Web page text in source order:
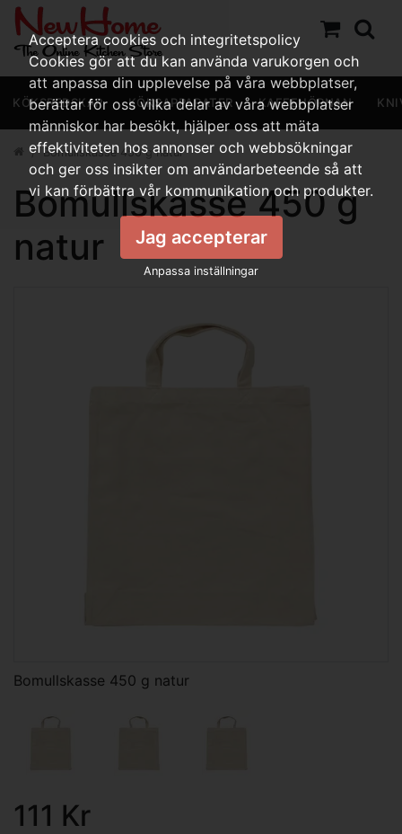
KÖKSREDSKAP KÖKSAPPARATER KAFFEHÖRNAN
Bomullskasse 450 g natur
Bomullskasse 450 g
natur
Bomullskasse 450 g natur
111 Kr
Acceptera cookies och integritetspolicy
Cookies gör att du kan använda varukorgen och
att anpassa din upplevelse på våra webbplatser,
berättar för oss vilka delar av våra webbplatser
människor har besökt, hjälper oss att mäta
effektiviteten hos annonser och webbsökningar
och ger oss insikter om användarbeteende så att
vi kan förbättra vår kommunikation och produkter.
Jag accepterar
Anpassa inställningar